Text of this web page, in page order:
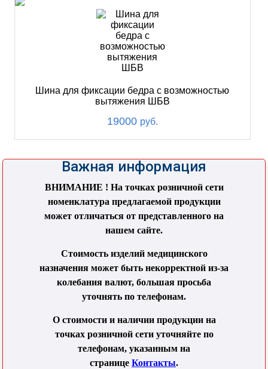
Шина для фиксации бедра с возможностью
вытяжения ШБВ
19000 руб.
Важная информация
ВНИМАНИЕ ! На точках розничной сети
номенклатура предлагаемой продукции
может отличаться от представленного на
нашем сайте.
Стоимость изделий медицинского
назначения может быть некорректной из-за
колебания валют, большая просьба
уточнять по телефонам.
О стоимости и наличии продукции на
точках розничной сети уточняйте по
телефонам, указанным на
странице Контакты.